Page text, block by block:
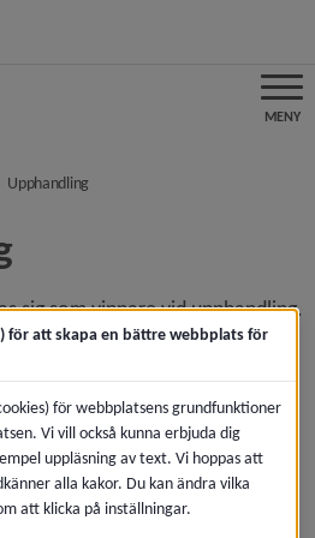
MENY
i brödsmulenavigeringen
Upphandlingnivå i brödsmulenavigeringen
sig som vinnare vid upphandling.
kommuner samarbetat på
Umeå kommun har
upphandlingar kring ramavtal
har fattat beslut har
egna avtal. På senare år har
och på begäran, hjälpt
specifika upphandlingar.
kranskommunerna stöd,
för att skapa en bättre webbplats för
för webbplatsens grundfunktioner
Vi vill också kunna erbjuda dig
uppläsning av text. Vi hoppas att
alla kakor. Du kan ändra vilka
att klicka på inställningar.